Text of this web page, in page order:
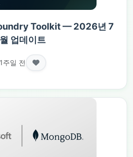
Toolkit — 2026년 7
월 업데이트
1주일 전